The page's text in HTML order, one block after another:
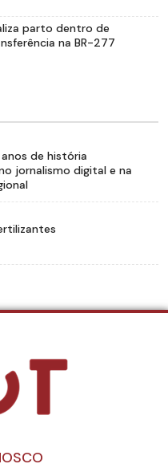
parto dentro de
na BR-277
de história
jornalismo digital e na